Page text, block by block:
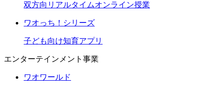
双方向リアルタイムオンライン授業
ワオっち！シリーズ
子ども向け知育アプリ
エンターテインメント事業
ワオワールド